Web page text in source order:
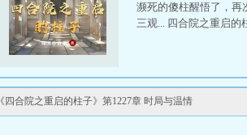
濒死的傻柱醒悟了，再
三观... 四合院之重启的
《四合院之重启的柱子》第1227章 时局与温情